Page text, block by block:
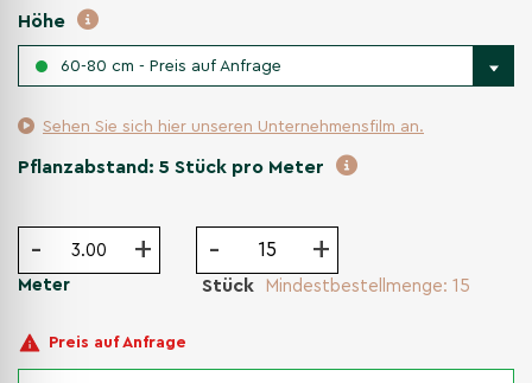
Höhe
60-80 cm - Preis auf Anfrage
Sehen Sie sich hier unseren Unternehmensfilm an.
Pflanzabstand: 5 Stück pro Meter
- +
Meter
- +
Stück Mindestbestellmenge: 15
Preis auf Anfrage